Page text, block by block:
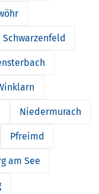
Schwarzenfeld
Niedermurach
Pfreimd
am See